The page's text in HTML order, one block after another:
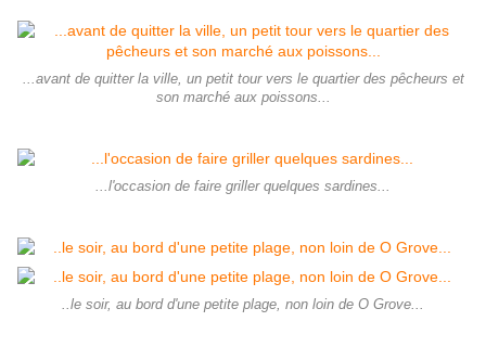
...avant de quitter la ville, un petit tour vers le quartier des pêcheurs et
son marché aux poissons...
...l'occasion de faire griller quelques sardines...
..le soir, au bord d'une petite plage, non loin de O Grove...